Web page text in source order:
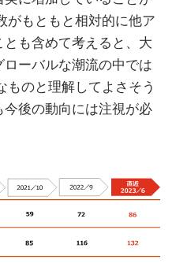
がもともと相対的に他ア
も含めて考えると、大
ーバルな潮流の中では
ものと理解してよさそう
後の動向には注視が必